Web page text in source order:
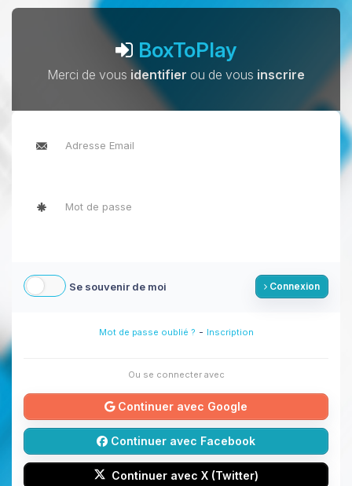
BoxToPlay
Merci de vous identifier ou de vous inscrire
Se souvenir de moi Connexion
Mot de passe oublié ? - Inscription
Ou se connecter avec
Continuer avec Google
Continuer avec Facebook
Continuer avec X (Twitter)